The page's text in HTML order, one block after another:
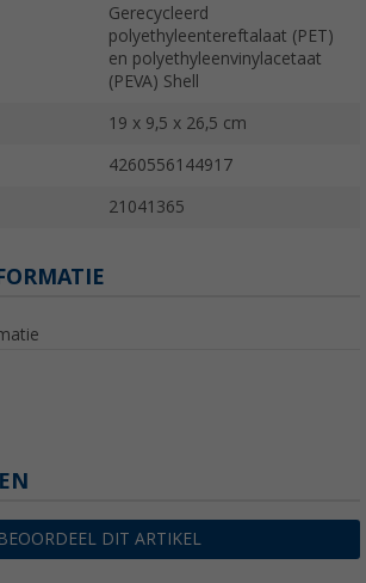
Gerecycleerd
polyethyleentereftalaat (PET)
en polyethyleenvinylacetaat
(PEVA) Shell
19 x 9,5 x 26,5 cm
4260556144917
21041365
BEOORDEEL DIT ARTIKEL